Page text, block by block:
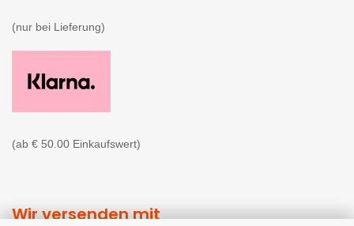
(nur bei Lieferung)
(ab € 50.00 Einkaufswert)
Wir versenden mit